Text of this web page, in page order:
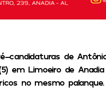
candidaturas de
em Limoeiro de
no mesmo palanque.